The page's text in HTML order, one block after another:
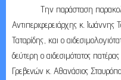
Την παράσταση
Αντιπεριφερειάρχης κ.
Ταταρίδης, και ο
δεύτερη ο αιδεσιμότατος
Γρεβενών κ. Αθανάσιος